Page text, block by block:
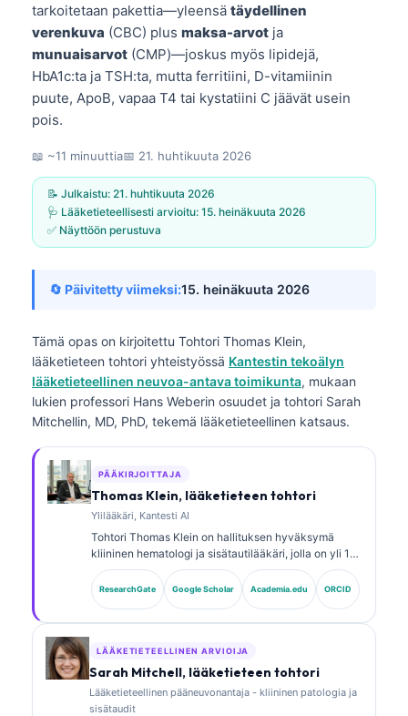
tarkoitetaan pakettia—yleensä täydellinen
verenkuva (CBC) plus maksa-arvot ja
munuaisarvot (CMP)—joskus myös lipidejä,
HbA1c:ta ja TSH:ta, mutta ferritiini, D-vitamiinin
puute, ApoB, vapaa T4 tai kystatiini C jäävät usein
pois.
📖 ~11 minuuttia📅 21. huhtikuuta 2026
📝 Julkaistu: 21. huhtikuuta 2026
🩺 Lääketieteellisesti arvioitu: 15. heinäkuuta 2026
✅ Näyttöön perustuva
🔄 Päivitetty viimeksi:15. heinäkuuta 2026
Tämä opas on kirjoitettu Tohtori Thomas Klein,
lääketieteen tohtori yhteistyössä Kantestin tekoälyn
lääketieteellinen neuvoa-antava toimikunta, mukaan
lukien professori Hans Weberin osuudet ja tohtori Sarah
Mitchellin, MD, PhD, tekemä lääketieteellinen katsaus.
PÄÄKIRJOITTAJA
Thomas Klein, lääketieteen tohtori
Ylilääkäri, Kantesti AI
Tohtori Thomas Klein on hallituksen hyväksymä
kliininen hematologi ja sisätautilääkäri, jolla on yli 15
vuoden kokemus laboratoriolääketieteestä ja
tekoälyavusteisesta kliinisestä analyysistä.
Lääketieteellisena johtajana (Chief Medical Officer)
tarkkuutta. Tohtori Klein on julkaissut laajasti
biomarkkereiden tulkinnasta ja
laboratoriolääketieteen aiheista.
ResearchGate Google Scholar Academia.edu ORCID
LÄÄKETIETEELLINEN ARVIOIJA
Sarah Mitchell, lääketieteen tohtori
Lääketieteellinen pääneuvonantaja - kliininen patologia ja
sisätaudit